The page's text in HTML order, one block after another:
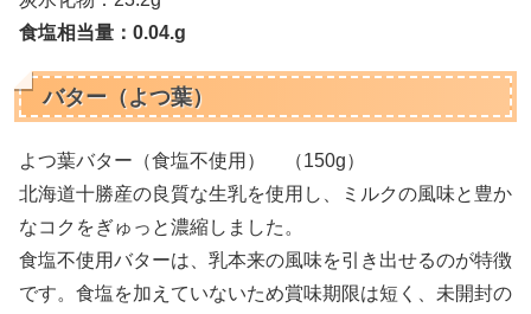
食塩相当量：0.04.g
バター（よつ葉）
よつ葉バター（食塩不使用） （150g）
北海道十勝産の良質な生乳を使用し、ミルクの風味と豊か
なコクをぎゅっと濃縮しました。
食塩不使用バターは、乳本来の風味を引き出せるのが特徴
です。食塩を加えていないため賞味期限は短く、未開封の